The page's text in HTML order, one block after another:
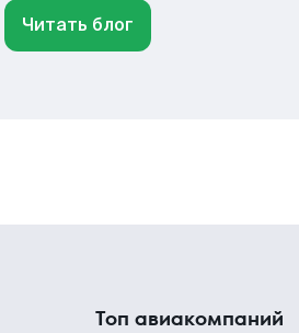
Читать блог
Топ авиакомпаний